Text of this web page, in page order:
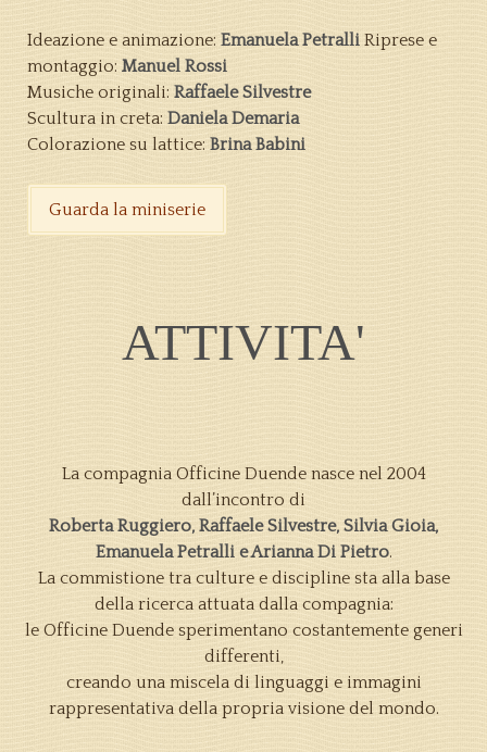
Ideazione e animazione: Emanuela Petralli Riprese e
montaggio: Manuel Rossi
Musiche originali: Raffaele Silvestre
Scultura in creta: Daniela Demaria
Colorazione su lattice: Brina Babini
Guarda la miniserie
ATTIVITA'
La compagnia Officine Duende nasce nel 2004
dall’incontro di
Roberta Ruggiero, Raffaele Silvestre, Silvia Gioia,
Emanuela Petralli e Arianna Di Pietro.
La commistione tra culture e discipline sta alla base
della ricerca attuata dalla compagnia:
le Officine Duende sperimentano costantemente generi
differenti,
creando una miscela di linguaggi e immagini
rappresentativa della propria visione del mondo.